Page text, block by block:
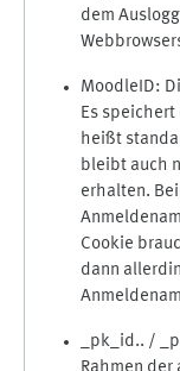
dem
MoodleID:
Es speichert
heißt
bleibt auch
erhalten.
Cookie
dann
_pk_id.. /